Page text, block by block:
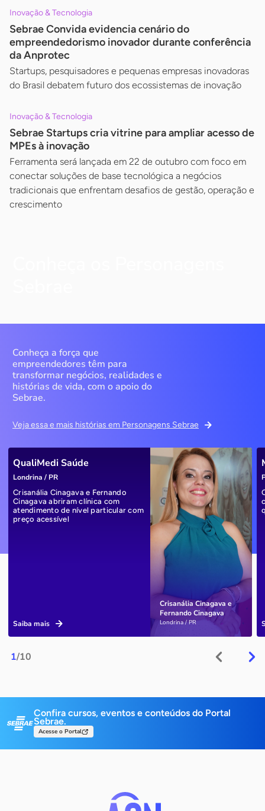
Inovação & Tecnologia
Sebrae Convida evidencia cenário do
empreendedorismo inovador durante conferência
da Anprotec
Startups, pesquisadores e pequenas empresas inovadoras
do Brasil debatem futuro dos ecossistemas de inovação
Inovação & Tecnologia
Sebrae Startups cria vitrine para ampliar acesso de
MPEs à inovação
Ferramenta será lançada em 22 de outubro com foco em
conectar soluções de base tecnológica a negócios
tradicionais que enfrentam desafios de gestão, operação e
crescimento
Conheça a força que
empreendedores têm para
transformar negócios, realidades e
histórias de vida, com o apoio do
Sebrae.
Veja essa e mais histórias em Personagens Sebrae
1/10
Crisanália Cinagava e
Fernando Cinagava
Londrina / PR
QualiMedi Saúde
Londrina / PR
Crisanália Cinagava e Fernando
Cinagava abriram clínica com
atendimento de nível particular com
preço acessível
Saiba mais
Confira cursos, eventos e conteúdos do Portal
Sebrae.
Acesse o Portal